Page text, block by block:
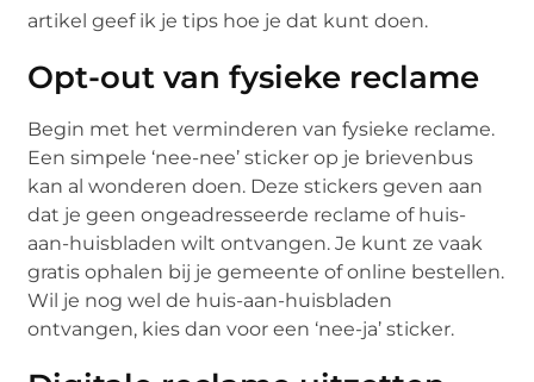
artikel geef ik je tips hoe je dat kunt doen.
Opt-out van fysieke reclame
Begin met het verminderen van fysieke reclame.
Een simpele ‘nee-nee’ sticker op je brievenbus
kan al wonderen doen. Deze stickers geven aan
dat je geen ongeadresseerde reclame of huis-
aan-huisbladen wilt ontvangen. Je kunt ze vaak
gratis ophalen bij je gemeente of online bestellen.
Wil je nog wel de huis-aan-huisbladen
ontvangen, kies dan voor een ‘nee-ja’ sticker.